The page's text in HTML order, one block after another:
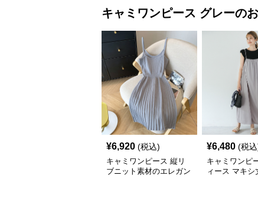
キャミワンピース グレーの
¥6,920 (税込)
キャミワンピース 縦リ
ブニット素材のエレガン
¥6,480 (税
キャミワンピ
ィース マキシ